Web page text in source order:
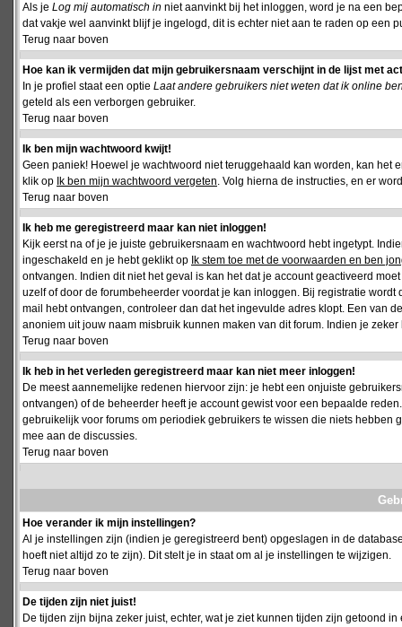
Als je Log mij automatisch in niet aanvinkt bij het inloggen, word je na een
dat vakje wel aanvinkt blijf je ingelogd, dit is echter niet aan te raden op een
Terug naar boven
Hoe kan ik vermijden dat mijn gebruikersnaam verschijnt in de lijst met
In je profiel staat een optie Laat andere gebruikers niet weten dat ik online
geteld als een verborgen gebruiker.
Terug naar boven
Ik ben mijn wachtwoord kwijt!
Geen paniek! Hoewel je wachtwoord niet teruggehaald kan worden, kan
klik op Ik ben mijn wachtwoord vergeten. Volg hierna de instructies, en er
Terug naar boven
Ik heb me geregistreerd maar kan niet inloggen!
Kijk eerst na of je je juiste gebruikersnaam en wachtwoord hebt ingetypt.
ingeschakeld en je hebt geklikt op Ik stem toe met de voorwaarden en ben
ontvangen. Indien dit niet het geval is kan het dat je account geactiveerd
uzelf of door de forumbeheerder voordat je kan inloggen. Bij registratie
mail hebt ontvangen, controleer dan dat het ingevulde adres klopt. Een van
anoniem uit jouw naam misbruik kunnen maken van dit forum. Indien je
Terug naar boven
Ik heb in het verleden geregistreerd maar kan niet meer inloggen!
De meest aannemelijke redenen hiervoor zijn: je hebt een onjuiste
ontvangen) of de beheerder heeft je account gewist voor een bepaalde
gebruikelijk voor forums om periodiek gebruikers te wissen die niets
mee aan de discussies.
Terug naar boven
Hoe verander ik mijn instellingen?
Al je instellingen zijn (indien je geregistreerd bent) opgeslagen in de
hoeft niet altijd zo te zijn). Dit stelt je in staat om al je instellingen te wijzigen.
Terug naar boven
De tijden zijn niet juist!
De tijden zijn bijna zeker juist, echter, wat je ziet kunnen tijden zijn getoond